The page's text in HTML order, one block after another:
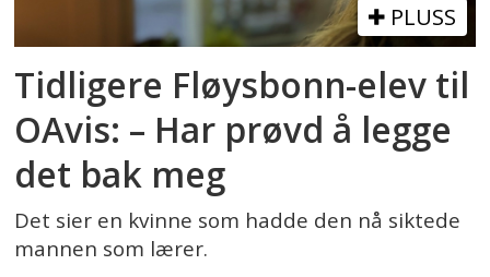
PLUSS
Tidligere Fløysbonn-elev til
OAvis: – Har prøvd å legge
det bak meg
Det sier en kvinne som hadde den nå siktede
mannen som lærer.